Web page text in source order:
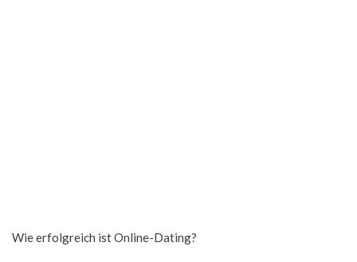
Wie erfolgreich ist Online-Dating?